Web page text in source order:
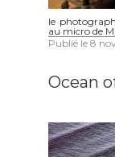
le
au micro de
Publié le 8
Ocean